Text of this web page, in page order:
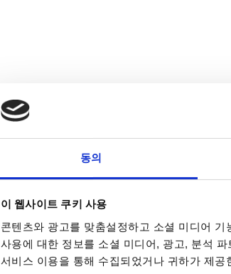
동의
이 웹사이트 쿠키 사용
콘텐츠와 광고를 맞춤설정하고 소셜 미디어
사용에 대한 정보를 소셜 미디어, 광고, 분석
서비스 이용을 통해 수집되었거나 귀하가 제